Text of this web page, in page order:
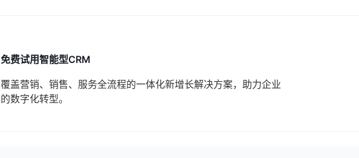
免费试用智能型CRM
覆盖营销、销售、服务全流程的一体化新增长解决方案，助力企业
的数字化转型。